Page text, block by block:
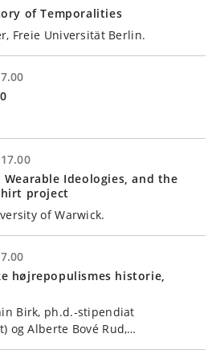
of Temporalities
Freie Universität Berlin.
Ideologies, and the
project
of Warwick.
højrepopulismes historie,
Birk, ph.d.-stipendiat
og Alberte Bové Rud,…